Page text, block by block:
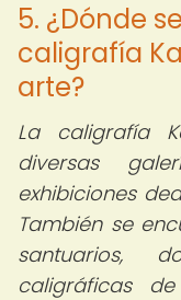
5. ¿Dónde
caligrafía
arte?
La caligrafía
diversas
exhibiciones
También se
santuarios,
caligráficas